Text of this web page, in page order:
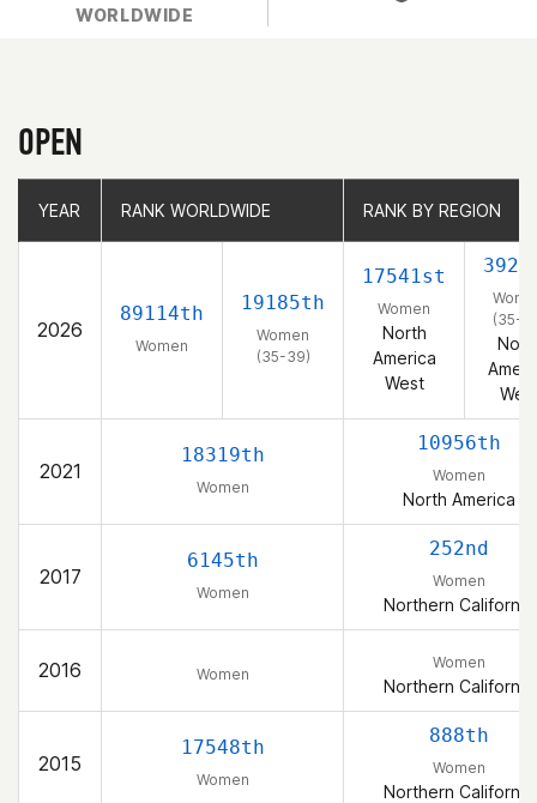
WORLDWIDE
OPEN
YEAR RANK WORLDWIDE RANK BY REGION
2026
89114th
Women
19185th
Women
(35-39)
17541st
Women
North
America
West
(35-
2021
18319th
Women
10956th
Women
North America
2017
6145th
Women
252nd
Women
Northern California
2016 Women
Women
Northern California
2015
17548th
Women
888th
Women
Northern California
YEAR RANK WORLDWIDE RANK BY REGION